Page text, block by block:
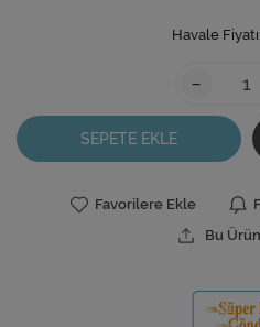
Havale Fiyatı:
-
SEPETE EKLE
Favorilere Ekle
Bu